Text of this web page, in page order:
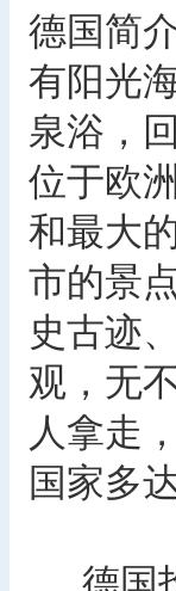
德国简
有阳光
泉浴，
位于欧
和最大
市的景
史古迹
观，无
人拿走
国家多
德国